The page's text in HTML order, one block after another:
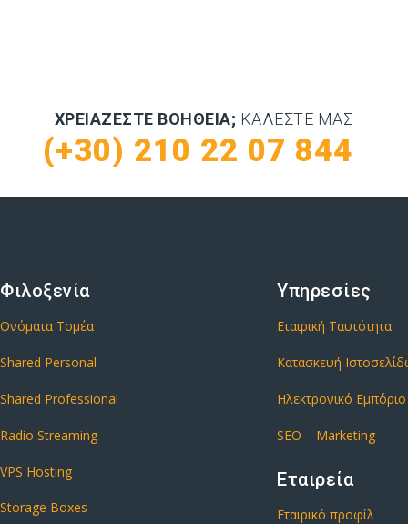
ΧΡΕΙΆΖΕΣΤΕ ΒΟΉΘΕΙΑ; ΚΑΛΈΣΤΕ ΜΑΣ
(+30) 210 22 07 844
Φιλοξενία
Ονόματα Τομέα
Shared Personal
Shared Professional
Radio Streaming
VPS Hosting
Storage Boxes
Υπηρεσίες
Εταιρική Ταυτότητα
Κατασκευή
Ηλεκτρονικό Εμπόριο
SEO – Marketing
Εταιρεία
Εταιρικό προφίλ